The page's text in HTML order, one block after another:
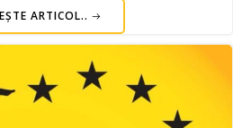
ARTICOL..